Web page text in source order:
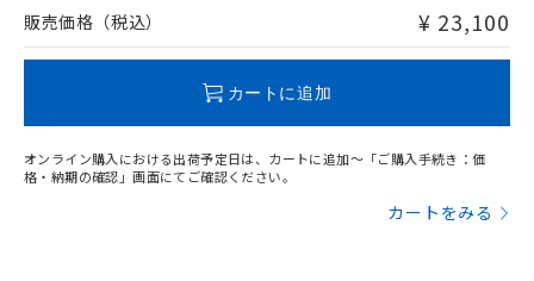
問い合わせください。
販売価格（税込） ¥ 23,100
カートに追加
オンライン購入における出荷予定日は、カートに追加～「ご購入手続き：価
格・納期の確認」画面にてご確認ください。
カートをみる